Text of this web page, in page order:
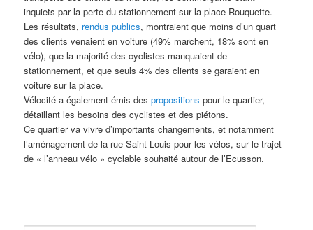
inquiets par la perte du stationnement sur la place Rouquette.
Les résultats, rendus publics, montraient que moins d’un quart
des clients venaient en voiture (49% marchent, 18% sont en
vélo), que la majorité des cyclistes manquaient de
stationnement, et que seuls 4% des clients se garaient en
voiture sur la place.
Vélocité a également émis despropositions pour le quartier,
détaillant les besoins des cyclistes et des piétons.
Ce quartier va vivre d’importants changements, et notamment
l’aménagement de la rue Saint-Louis pour les vélos, sur le trajet
de « l’anneau vélo » cyclable souhaité autour de l’Ecusson.